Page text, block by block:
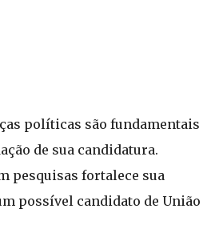
políticas são fundamentais
de sua candidatura.
pesquisas fortalece sua
possível candidato de União